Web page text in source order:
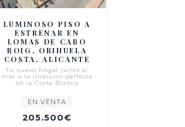
LUMINOSO PISO A
ESTRENAR EN
LOMAS DE CABO
ROIG, ORIHUELA
COSTA, ALICANTE
Tu nuevo hogar junto al
mar o la inversión perfecta
en la Costa Blanca
EN VENTA
205.500€